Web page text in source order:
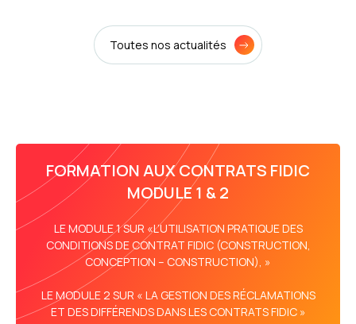
Toutes nos actualités
FORMATION AUX CONTRATS FIDIC
MODULE 1 & 2
LE MODULE 1 SUR «L’UTILISATION PRATIQUE DES
CONDITIONS DE CONTRAT FIDIC (CONSTRUCTION,
CONCEPTION – CONSTRUCTION), »
LE MODULE 2 SUR « LA GESTION DES RÉCLAMATIONS
ET DES DIFFÉRENDS DANS LES CONTRATS FIDIC »